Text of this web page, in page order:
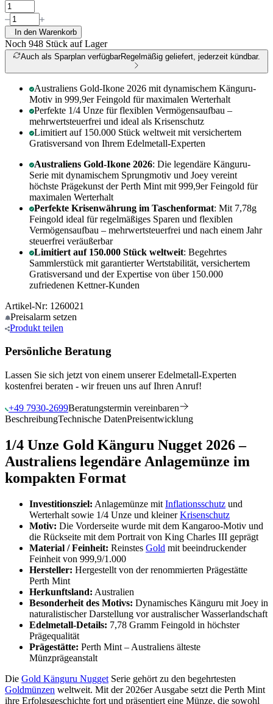
In den Warenkorb
Noch 948 Stück auf Lager
Auch als Sparplan verfügbarRegelmäßig geliefert, jederzeit kündbar.
Australiens Gold-Ikone 2026 mit dynamischem Känguru-
Motiv in 999,9er Feingold für maximalen Werterhalt
Perfekte 1/4 Unze für flexiblen Vermögensaufbau –
mehrwertsteuerfrei und ideal als Krisenschutz
Limitiert auf 150.000 Stück weltweit mit versichertem
Gratisversand von Ihrem Edelmetall-Experten
Australiens Gold-Ikone 2026: Die legendäre Känguru-
Serie mit dynamischem Sprungmotiv und Joey vereint
höchste Prägekunst der Perth Mint mit 999,9er Feingold für
maximalen Werterhalt
Perfekte Krisenwährung im Taschenformat: Mit 7,78g
Feingold ideal für regelmäßiges Sparen und flexiblen
Vermögensaufbau – mehrwertsteuerfrei und nach einem Jahr
steuerfrei veräußerbar
Limitiert auf 150.000 Stück weltweit: Begehrtes
Sammlerstück mit garantierter Wertstabilität, versichertem
Gratisversand und der Expertise von über 150.000
zufriedenen Kettner-Kunden
Artikel-Nr: 1260021
Preisalarm setzen
Produkt teilen
Persönliche Beratung
Lassen Sie sich jetzt von einem unserer Edelmetall-Experten
kostenfrei beraten - wir freuen uns auf Ihren Anruf!
+49 7930-2699Beratungstermin vereinbaren
BeschreibungTechnische DatenPreisentwicklung
1/4 Unze Gold Känguru Nugget 2026 –
Australiens legendäre Anlagemünze im
kompakten Format
Investitionsziel: Anlagemünze mit Inflationsschutz und
Werterhalt sowie 1/4 Unze und kleinerKrisenschutz
Motiv: Die Vorderseite wurde mit dem Kangaroo-Motiv und
die Rückseite mit dem Portrait von King Charles III geprägt
Material / Feinheit: Reinstes Gold mit beeindruckender
Feinheit von 999,9/1.000
Hersteller: Hergestellt von der renommierten Prägestätte
Perth Mint
Herkunftsland: Australien
Besonderheit des Motivs: Dynamisches Känguru mit Joey in
naturalistischer Darstellung vor australischer Wasserlandschaft
Edelmetall-Details: 7,78 Gramm Feingold in höchster
Prägequalität
Prägestätte: Perth Mint – Australiens älteste
Münzprägeanstalt
Die Gold Känguru Nugget Serie gehört zu den begehrtesten
Goldmünzen weltweit. Mit der 2026er Ausgabe setzt die Perth Mint
ihre Erfolgsgeschichte fort und präsentiert eine Münze, die sowohl